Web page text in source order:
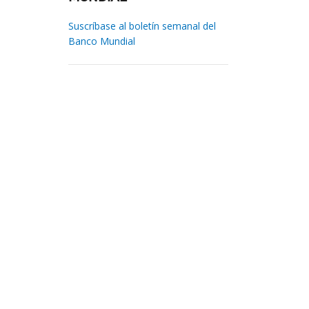
Suscríbase al boletín semanal del
Banco Mundial